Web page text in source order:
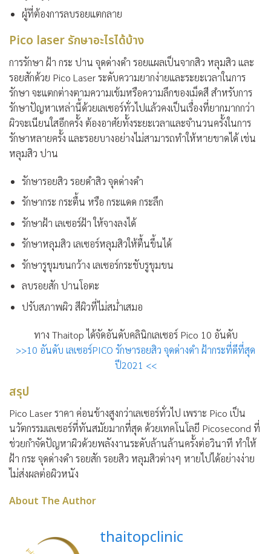
ผู้ที่ต้องการลบรอยแตกลาย
Pico laser รักษาอะไรได้บ้าง
การรักษา ฝ้า กระ ปาน จุดด่างดำ รอยแผลเป็นจากสิว หลุมสิว และ
รอยสักด้วย Pico Laser ระดับความยากง่ายและระยะเวลาในการ
รักษา จะแตกต่างตามความเข้มหรือความลึกของเม็ดสี สำหรับการ
รักษาปัญหาเหล่านี้ด้วยเลเซอร์ทั่วไปแล้วคงเป็นเรื่องที่ยากมากกว่า
ผิวจะเนียนใสอีกครั้ง ต้องอาศัยทั้งระยะเวลาและจำนวนครั้งในการ
รักษาหลายครั้ง และรอยบางอย่างไม่สามารถทำให้หายขาดได้ เช่น
หลุมสิว ปาน
รักษารอยสิว รอยดำสิว จุดด่างดำ
รักษากระ กระตื้น หรือ กระแดด กระลึก
รักษาฝ้า เลเซอร์ฝ้า ให้จางลงได้
รักษาหลุมสิว เลเซอร์หลุมสิวให้ตื้นขึ้นได้
รักษารูขุมขนกว้าง เลเซอร์กระชับรูขุมขน
ลบรอยสัก ปานโอตะ
ปรับสภาพผิว สีผิวที่ไม่สม่ำเสมอ
ทาง Thaitop ได้จัดอันดับคลินิกเลเซอร์ Pico 10 อันดับ
>>10 อันดับ เลเซอร์PICO รักษารอยสิว จุดด่างดำ ฝ้ากระที่ดีที่สุด
ปี2021 <<
สรุป
Pico Laser ราคา ค่อนข้างสูงกว่าเลเซอร์ทั่วไป เพราะ Pico เป็น
นวัตกรรมเลเซอร์ที่ทันสมัยมากที่สุด ด้วยเทคโนโลยี Picosecond ที่
ช่วยกำจัดปัญหาผิวด้วยพลังงานระดับล้านล้านครั้งต่อวินาที ทำให้
ฝ้า กระ จุดด่างดำ รอยสัก รอยสิว หลุมสิวต่างๆ หายไปได้อย่างง่าย
ไม่ส่งผลต่อผิวหนัง
About The Author
thaitopclinic